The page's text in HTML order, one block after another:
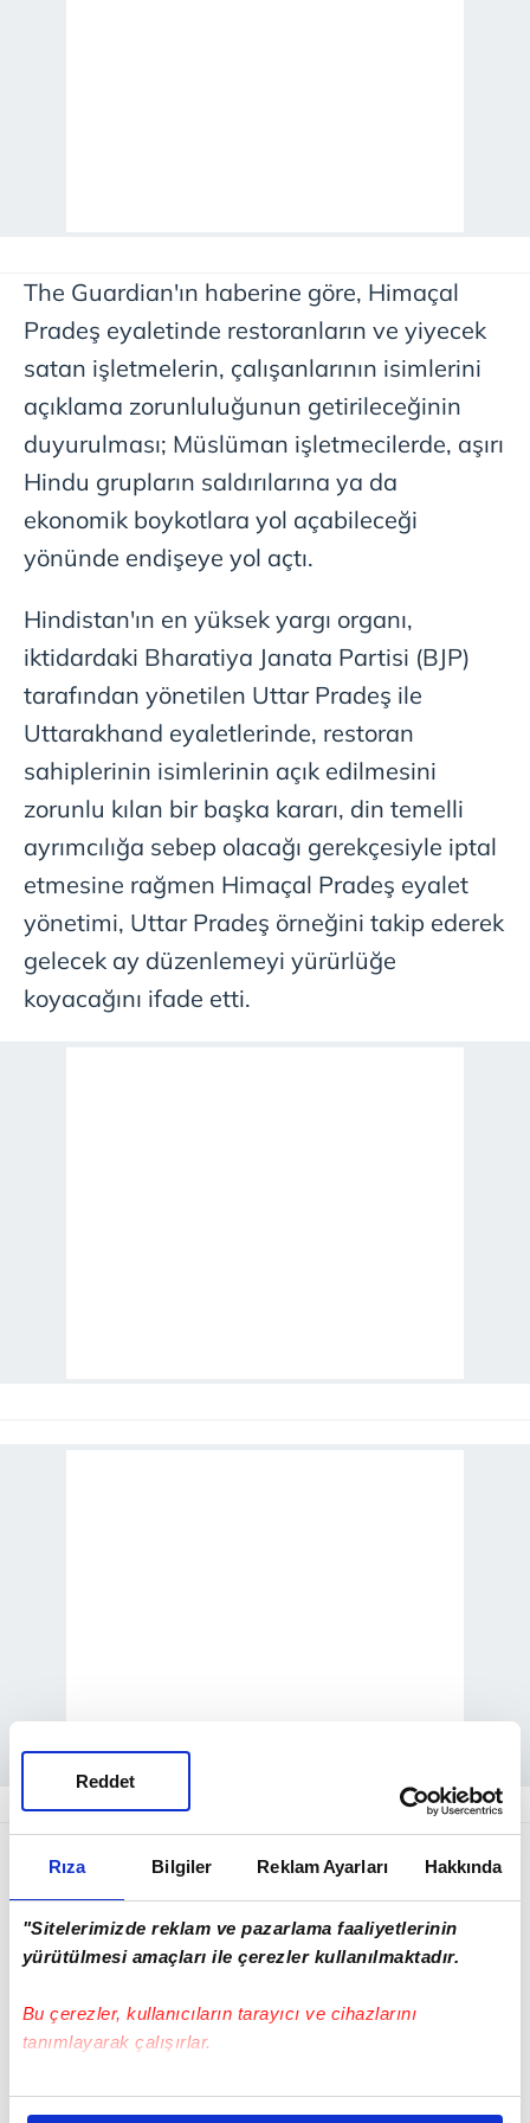
Rıza Bilgiler Reklam Ayarları Hakkında
"Sitelerimizde reklam ve pazarlama faaliyetlerinin
yürütülmesi amaçları ile çerezler kullanılmaktadır.
Bu çerezler, kullanıcıların tarayıcı ve cihazlarını
tanımlayarak çalışırlar.
Bu çerezlere izin vermeniz halinde sizlere özel
Reddet
The Guardian'ın haberine göre, Himaçal
Pradeş eyaletinde restoranların ve yiyecek
satan işletmelerin, çalışanlarının isimlerini
açıklama zorunluluğunun getirileceğinin
duyurulması; Müslüman işletmecilerde, aşırı
Hindu grupların saldırılarına ya da
ekonomik boykotlara yol açabileceği
yönünde endişeye yol açtı.
Hindistan'ın en yüksek yargı organı,
iktidardaki Bharatiya Janata Partisi (BJP)
tarafından yönetilen Uttar Pradeş ile
Uttarakhand eyaletlerinde, restoran
sahiplerinin isimlerinin açık edilmesini
zorunlu kılan bir başka kararı, din temelli
ayrımcılığa sebep olacağı gerekçesiyle iptal
etmesine rağmen Himaçal Pradeş eyalet
yönetimi, Uttar Pradeş örneğini takip ederek
gelecek ay düzenlemeyi yürürlüğe
koyacağını ifade etti.